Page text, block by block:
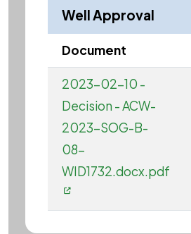
Well Approval
Document
2023-02-10 -
Decision - ACW-
2023-SOG-B-
08-
WID1732.docx.pdf